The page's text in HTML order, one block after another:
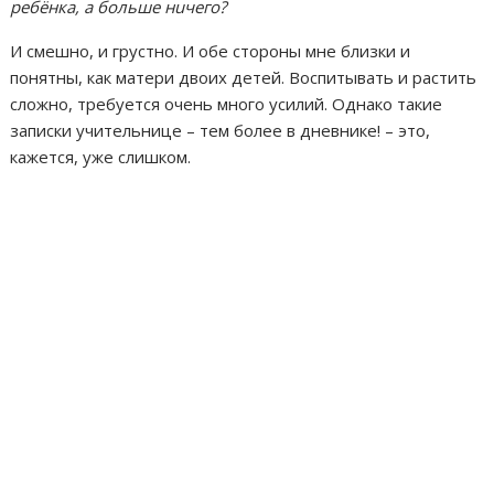
ребёнка, а больше нuчего?
И смешно, и грустно. И обе стороны мне близки и
понятны, как матери двоих детей. Воспитывать и растить
сложно, требуется очень много усилий. Однако такие
записки учительнице – тем более в дневнике! – это,
кажется, уже слишком.